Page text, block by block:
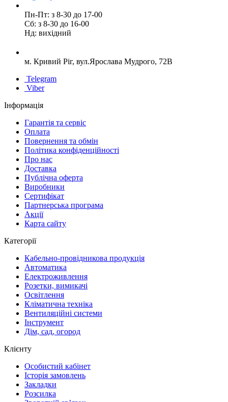
Пн-Пт: з 8-30 до 17-00
Сб: з 8-30 до 16-00
Нд: вихідний
м. Кривий Ріг, вул.Ярослава Мудрого, 72В
Telegram
Viber
Інформація
Гарантія та сервіс
Оплата
Повернення та обмін
Політика конфіденційності
Про нас
Доставка
Публічна оферта
Виробники
Сертифікат
Партнерська програма
Акції
Карта сайту
Категорії
Кабельно-провідникова продукція
Автоматика
Електроживлення
Розетки, вимикачі
Освітлення
Кліматична техніка
Вентиляційні системи
Інструмент
Дім, сад, огород
Клієнту
Особистий кабінет
Історія замовлень
Закладки
Розсилка